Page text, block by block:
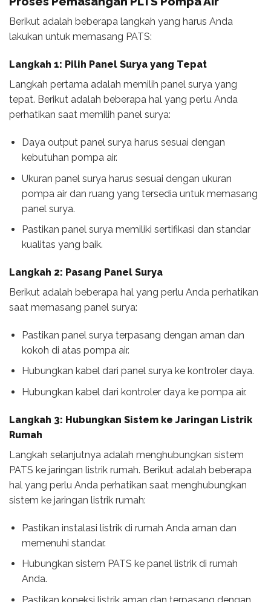
Berikut adalah beberapa langkah yang harus Anda
lakukan untuk memasang PATS:
Langkah 1: Pilih Panel Surya yang Tepat
Langkah pertama adalah memilih panel surya yang
tepat. Berikut adalah beberapa hal yang perlu Anda
perhatikan saat memilih panel surya:
Daya output panel surya harus sesuai dengan
kebutuhan pompa air.
Ukuran panel surya harus sesuai dengan ukuran
pompa air dan ruang yang tersedia untuk memasang
panel surya.
Pastikan panel surya memiliki sertifikasi dan standar
kualitas yang baik.
Langkah 2: Pasang Panel Surya
Berikut adalah beberapa hal yang perlu Anda perhatikan
saat memasang panel surya:
Pastikan panel surya terpasang dengan aman dan
kokoh di atas pompa air.
Hubungkan kabel dari panel surya ke kontroler daya.
Hubungkan kabel dari kontroler daya ke pompa air.
Langkah 3: Hubungkan Sistem ke Jaringan Listrik
Rumah
Langkah selanjutnya adalah menghubungkan sistem
PATS ke jaringan listrik rumah. Berikut adalah beberapa
hal yang perlu Anda perhatikan saat menghubungkan
sistem ke jaringan listrik rumah:
Pastikan instalasi listrik di rumah Anda aman dan
memenuhi standar.
Hubungkan sistem PATS ke panel listrik di rumah
Anda.